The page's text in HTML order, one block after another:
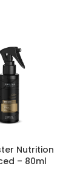
Nutrition
– 80ml